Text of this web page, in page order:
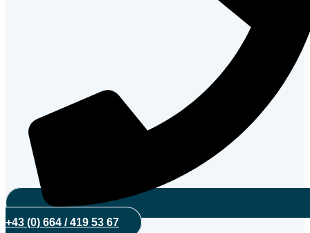
+43 (0) 664 / 419 53 67